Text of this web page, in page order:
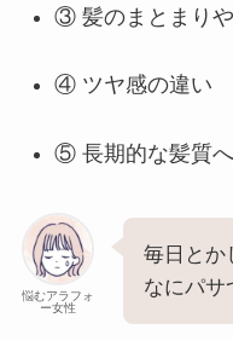
③ 髪のまとまり
④ ツヤ感の違い
⑤ 長期的な髪質
悩むアラフォ
ー女性
毎日とか
なにパ